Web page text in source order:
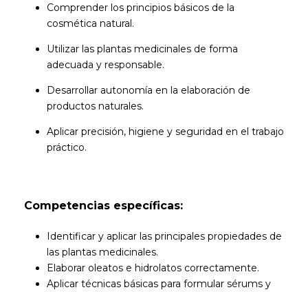
Comprender los principios básicos de la
cosmética natural.
Utilizar las plantas medicinales de forma
adecuada y responsable.
Desarrollar autonomía en la elaboración de
productos naturales.
Aplicar precisión, higiene y seguridad en el trabajo
práctico.
Competencias específicas:
Identificar y aplicar las principales propiedades de
las plantas medicinales.
Elaborar oleatos e hidrolatos correctamente.
Aplicar técnicas básicas para formular sérums y